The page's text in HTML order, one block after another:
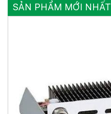
SẢN PHẨM MỚI NHẤT